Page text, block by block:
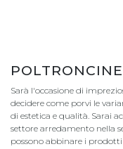
Sarà l'occasione di
decidere come porvi le
di estetica e qualità. Sarai
settore arredamento nella
possono abbinare i